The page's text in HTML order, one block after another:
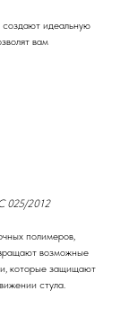
идеальную
вам
025/2012
полимеров,
возможные
которые защищают
стула.